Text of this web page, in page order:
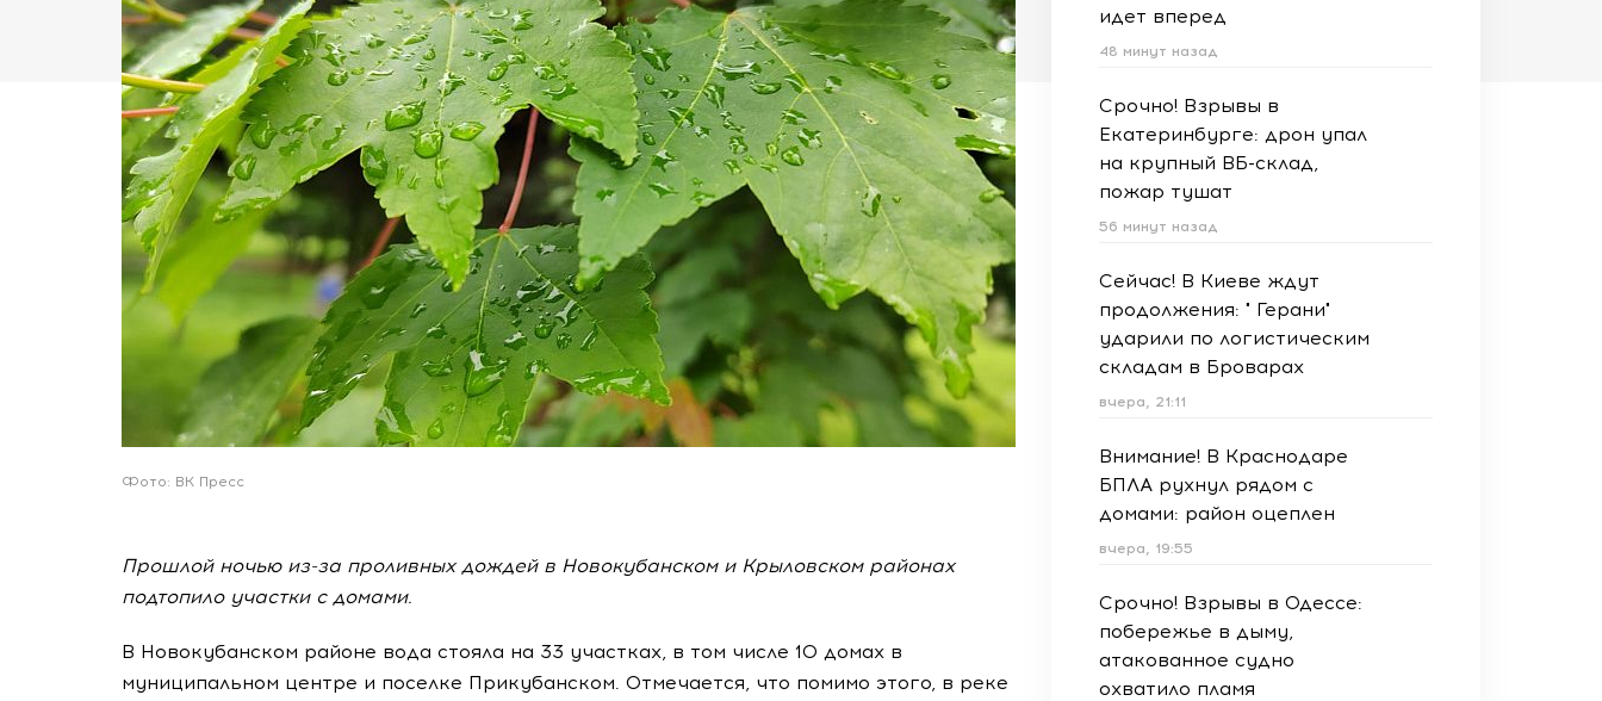
Фото: ВК Пресс
Прошлой ночью из-за проливных дождей в Новокубанском и Крыловском районах
подтопило участки с домами.
В Новокубанском районе вода стояла на 33 участках, в том числе 10 домах в
муниципальном центре и поселке Прикубанском. Отмечается, что помимо этого, в реке
идет вперед
48 минут назад
Срочно! Взрывы в
Екатеринбурге: дрон упал
на крупный ВБ-склад,
пожар тушат
56 минут назад
Сейчас! В Киеве ждут
продолжения: " Герани"
ударили по логистическим
складам в Броварах
вчера, 21:11
Внимание! В Краснодаре
БПЛА рухнул рядом с
домами: район оцеплен
вчера, 19:55
Срочно! Взрывы в Одессе:
побережье в дыму,
атакованное судно
охватило пламя